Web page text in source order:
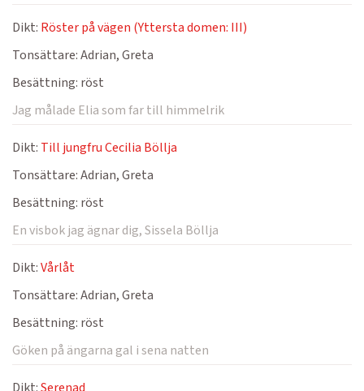
Dikt: Röster på vägen (Yttersta domen: III)
Tonsättare:Adrian, Greta
Besättning: röst
Jag målade Elia som far till himmelrik
Dikt: Till jungfru Cecilia Böllja
Tonsättare:Adrian, Greta
Besättning: röst
En visbok jag ägnar dig, Sissela Böllja
Dikt:Vårlåt
Tonsättare:Adrian, Greta
Besättning: röst
Göken på ängarna gal i sena natten